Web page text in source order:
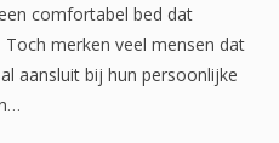
comfortabel bed dat
merken veel mensen dat
aansluit bij hun persoonlijke